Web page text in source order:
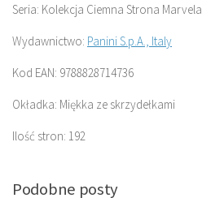
Seria: Kolekcja Ciemna Strona Marvela
Wydawnictwo: Panini S.p.A., Italy
Kod EAN: 9788828714736
Okładka: Miękka ze skrzydełkami
Ilość stron: 192
Podobne posty